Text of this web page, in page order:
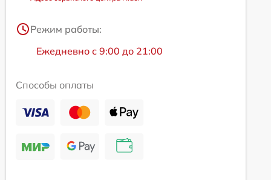
Режим работы:
Ежедневно с 9:00 до 21:00
Способы оплаты